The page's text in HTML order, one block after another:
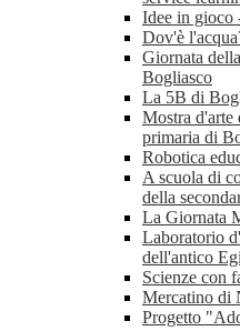
Idee in gioco
Dov'è
Giornata
Bogliasco
La 5B di
Mostra d'arte
primaria di
Robotica
A scuola di
della
La Giornata
Laboratorio
dell'antico
Scienze con
Mercatino di
Progetto